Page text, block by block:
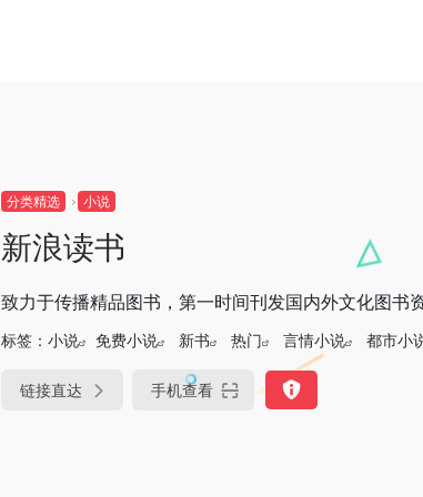
分类精选 小说
新浪读书
致力于传播精品图书，第一时间刊发国内外文化图
标签： 小说 免费小说 新书 热门 言情小说 都市小
链接直达 手机查看